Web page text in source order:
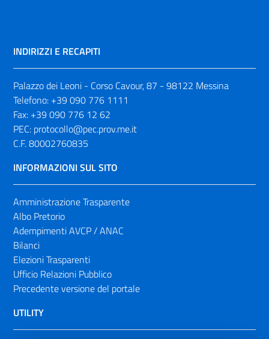
INDIRIZZI E RECAPITI
Palazzo dei Leoni - Corso Cavour, 87 - 98122 Messina
Telefono: +39 090 776 1111
Fax: +39 090 776 12 62
PEC: protocollo@pec.prov.me.it
C.F. 80002760835
INFORMAZIONI SUL SITO
Amministrazione Trasparente
Albo Pretorio
Adempimenti AVCP / ANAC
Bilanci
Elezioni Trasparenti
Ufficio Relazioni Pubblico
Precedente versione del portale
UTILITY